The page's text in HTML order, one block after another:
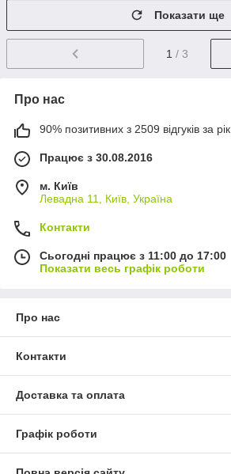
Показати ще
1 / 3
Про нас
90% позитивних з 2509 відгуків за рік
Працює з 30.08.2016
м. Київ
Левадна 11, Київ, Україна
Контакти
Сьогодні працює з 11:00 до 17:00
Показати весь графік роботи
Про нас
Контакти
Доставка та оплата
Графік роботи